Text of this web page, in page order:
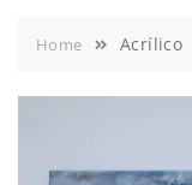
Home Acrílico